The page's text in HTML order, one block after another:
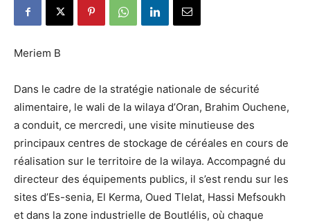
Meriem B
Dans le cadre de la stratégie nationale de sécurité
alimentaire, le wali de la wilaya d’Oran, Brahim Ouchene,
a conduit, ce mercredi, une visite minutieuse des
principaux centres de stockage de céréales en cours de
réalisation sur le territoire de la wilaya. Accompagné du
directeur des équipements publics, il s’est rendu sur les
sites d’Es-senia, El Kerma, Oued Tlelat, Hassi Mefsoukh
et dans la zone industrielle de Boutlélis, où chaque